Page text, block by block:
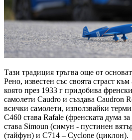
Тази традиция тръгва още от
Рено, известен със своята страст
която през 1933 г придобива
самолети Caudro и създава Caudron
всички самолети, използвайки
C460 става Rafale (френската дума
става Simoun (симун - пустинен
(тайфун) и C714 – Cyclone (циклон).